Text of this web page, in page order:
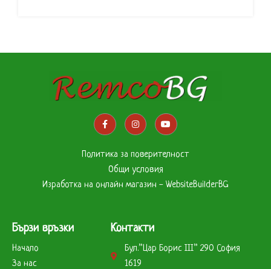
Политика за поверителност
Общи условия
Изработка на онлайн магазин - WebsiteBuilderBG
Бързи връзки
Начало
За нас
Контакти
Бул.”Цар Борис ІІІ” 290 София
1619